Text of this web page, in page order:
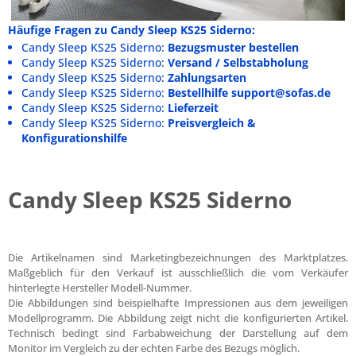
Häufige Fragen zu Candy Sleep KS25 Siderno:
Candy Sleep KS25 Siderno: Bezugsmuster bestellen
Candy Sleep KS25 Siderno: Versand / Selbstabholung
Candy Sleep KS25 Siderno: Zahlungsarten
Candy Sleep KS25 Siderno: Bestellhilfe support@sofas.de
Candy Sleep KS25 Siderno: Lieferzeit
Candy Sleep KS25 Siderno: Preisvergleich &
Konfigurationshilfe
Candy Sleep KS25 Siderno
Die Artikelnamen sind Marketingbezeichnungen des Marktplatzes.
Maßgeblich für den Verkauf ist ausschließlich die vom Verkäufer
hinterlegte Hersteller Modell-Nummer.
Die Abbildungen sind beispielhafte Impressionen aus dem jeweiligen
Modellprogramm. Die Abbildung zeigt nicht die konfigurierten Artikel.
Technisch bedingt sind Farbabweichung der Darstellung auf dem
Monitor im Vergleich zu der echten Farbe des Bezugs möglich.